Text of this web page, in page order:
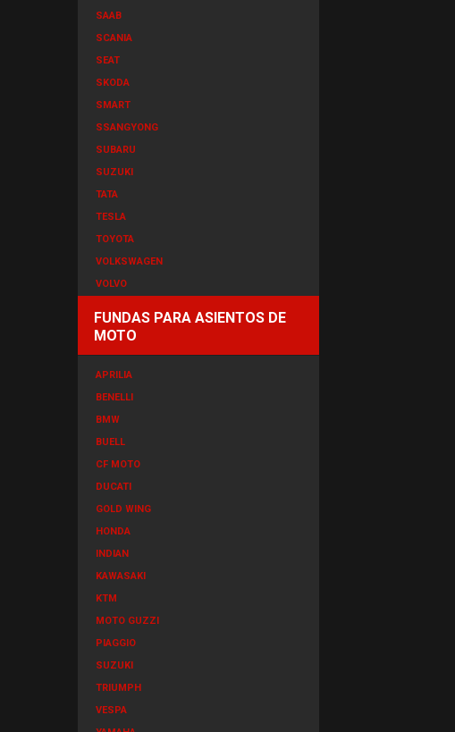
SAAB
SCANIA
SEAT
SKODA
SMART
SSANGYONG
SUBARU
SUZUKI
TATA
TESLA
TOYOTA
VOLKSWAGEN
VOLVO
FUNDAS PARA ASIENTOS DE
MOTO
APRILIA
BENELLI
BMW
BUELL
CF MOTO
DUCATI
GOLD WING
HONDA
INDIAN
KAWASAKI
KTM
MOTO GUZZI
PIAGGIO
SUZUKI
TRIUMPH
VESPA